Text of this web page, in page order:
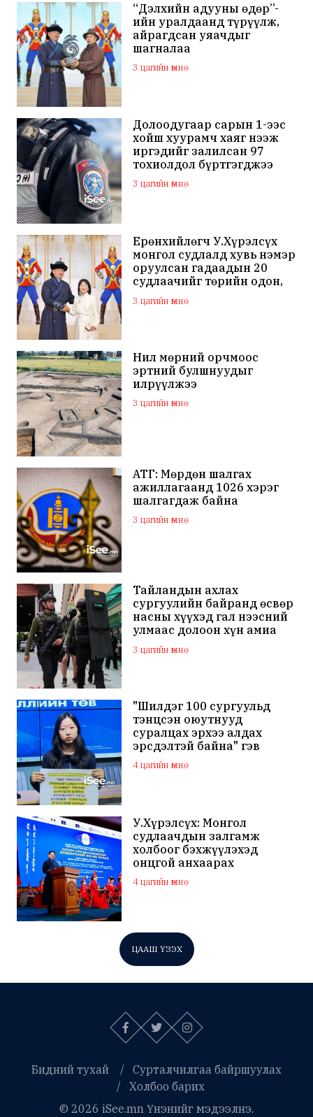
“Дэлхийн адууны өдөр”-
ийн уралдаанд түрүүлж,
айрагдсан уяачдыг
шагналаа
3 цагийн өмнө
Долоодугаар сарын 1-ээс
хойш хуурамч хаяг нээж
иргэдийг залилсан 97
тохиолдол бүртгэгджээ
3 цагийн өмнө
Ерөнхийлөгч У.Хүрэлсүх
монгол судлалд хувь нэмэр
оруулсан гадаадын 20
судлаачийг төрийн одон,
медалиар шагналаа
3 цагийн өмнө
Нил мөрний орчмоос
эртний булшнуудыг
илрүүлжээ
3 цагийн өмнө
АТГ: Мөрдөн шалгах
ажиллагаанд 1026 хэрэг
шалгагдаж байна
3 цагийн өмнө
Тайландын ахлах
сургуулийн байранд өсвөр
насны хүүхэд гал нээсний
улмаас долоон хүн амиа
алдаж, 30 гаруй хүн
шархаджээ
3 цагийн өмнө
"Шилдэг 100 сургуульд
тэнцсэн оюутнууд
суралцах эрхээ алдах
эрсдэлтэй байна" гэв
4 цагийн өмнө
У.Хүрэлсүх: Монгол
судлаачдын залгамж
холбоог бэхжүүлэхэд
онцгой анхаарах
шаардлагатай
4 цагийн өмнө
ЦААШ ҮЗЭХ
Бидний тухай
Сурталчилгаа байршуулах
Холбоо барих
© 2026 iSee.mn Үнэнийг мэдээлнэ.